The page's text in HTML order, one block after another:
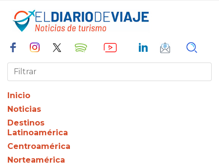
Inicio
Noticias
Destinos
Latinoamérica
Centroamérica
Norteamérica